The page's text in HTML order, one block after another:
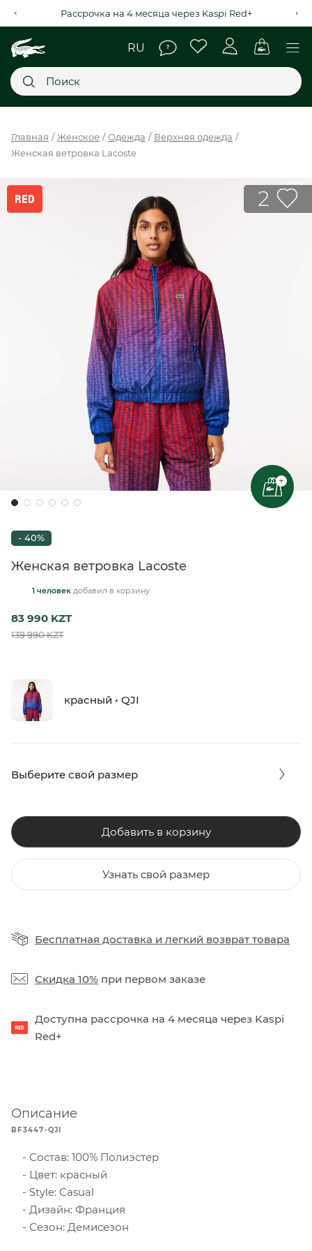
Рассрочка на 4 месяца через Kaspi Red+
НОВИНКИ
SALE
ЖЕНСКОЕ
МЫ LACOSTE
Главная Женское Одежда
Верхняя одежда
Женская ветровка Lacoste
2
+
- 40%
Женская ветровка Lacoste
1 человек добавил в корзину
83 990 KZT
139 990 KZT
красный • QJI
Выберите свой размер
Добавить в корзину
Узнать свой размер
Бесплатная доставка и легкий возврат товара
Скидка 10% при первом заказе
Доступна рассрочка на 4 месяца через Kaspi
Red+
Описание
BF3447-QJI
Состав: 100% Полиэстер
Цвет: красный
Style: Casual
Дизайн: Франция
Сезон: Демисезон